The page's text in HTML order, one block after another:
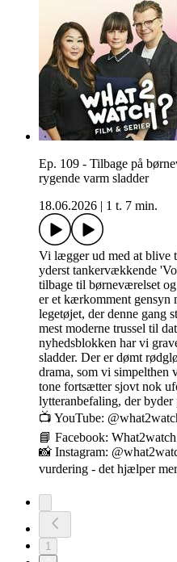
Ep. 109 - Tilbage på
rygende varm sladder
18.06.2026
1 t. 7 min.
Vi lægger ud med at blive
yderst tankervækkende
tilbage til børneværelset
er et kærkomment gensyn
legetøjet, der denne gang
mest moderne trussel til
nyhedsblokken har vi
sladder. Der er dømt
drama, som vi simpelthen
tone fortsætter sjovt nok
lytteranbefaling, der byder
📺 YouTube:
📘 Facebook: What2watch
📸 Instagram:
vurdering - det hjælper
1